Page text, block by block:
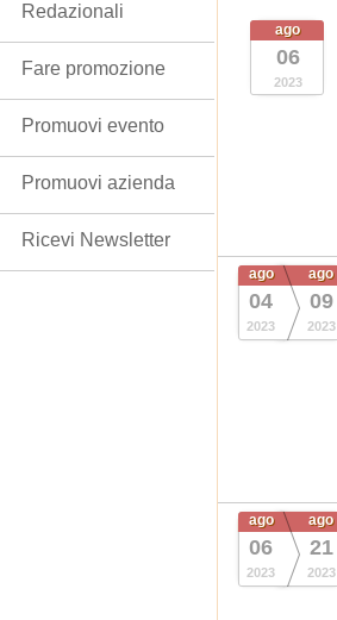
ago
06
2023
ago
04
2023
ago
09
2023
ago
06
2023
ago
21
2023
Redazionali
Fare promozione
Promuovi evento
Promuovi azienda
Ricevi Newsletter